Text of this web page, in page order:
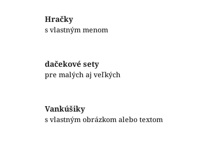
Hračky
s vlastným menom
dačekové sety
pre malých aj veľkých
Vankúšiky
s vlastným obrázkom alebo textom